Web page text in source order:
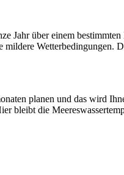
Jahr über einem
Wetterbedingungen.
planen und das wird
bleibt die